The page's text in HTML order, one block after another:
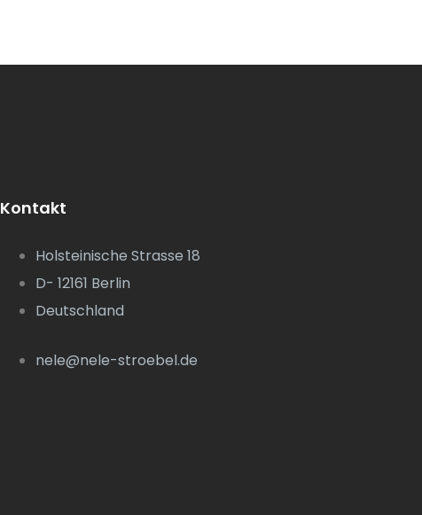
Kontakt
Holsteinische Strasse 18
D- 12161 Berlin
Deutschland
nele@nele-stroebel.de